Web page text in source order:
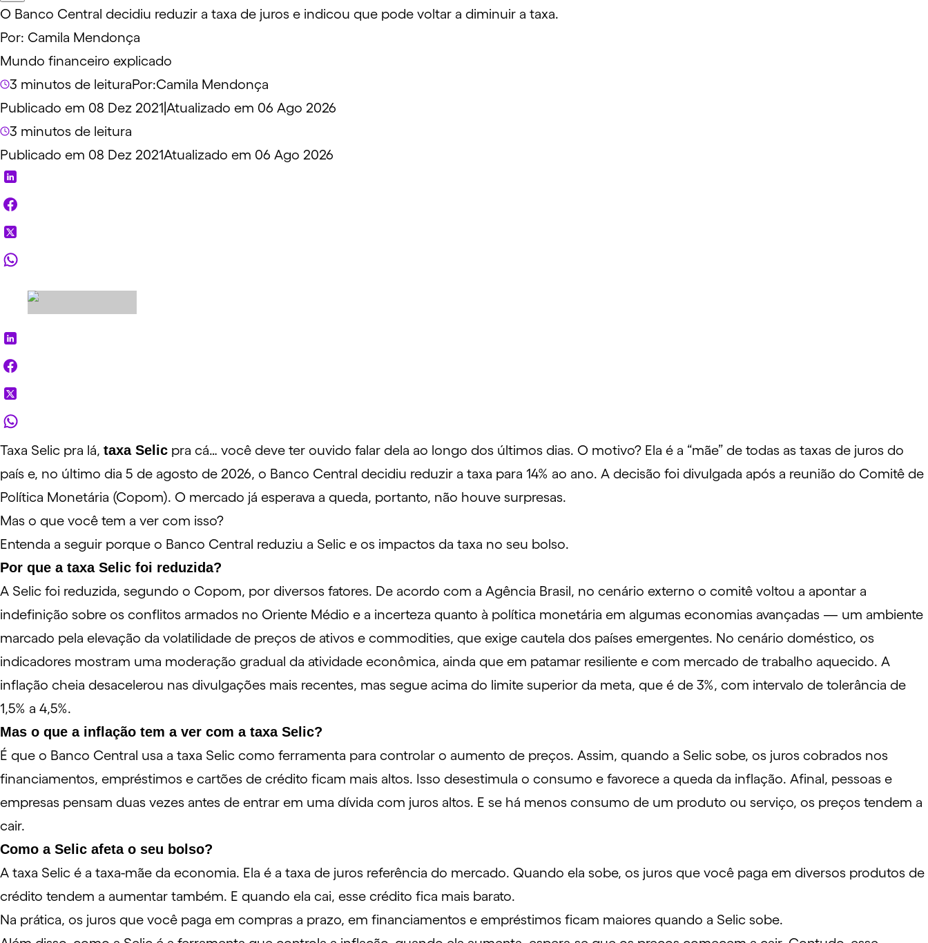
O Banco Central decidiu reduzir a taxa de juros e indicou que pode voltar a diminuir a taxa.
Por: Camila Mendonça
Mundo financeiro explicado
3 minutos de leituraPor:Camila Mendonça
Publicado em 08 Dez 2021 Atualizado em 06 Ago 2026
3 minutos de leitura
Publicado em 08 Dez 2021Atualizado em 06 Ago 2026
Taxa Selic pra lá, taxa Selic pra cá… você deve ter ouvido falar dela ao longo dos últimos dias. O motivo? Ela é a “mãe” de todas as taxas de juros do
país e, no último dia 5 de agosto de 2026, o Banco Central decidiu reduzir a taxa para 14% ao ano. A decisão foi divulgada após a reunião do Comitê de
Política Monetária (Copom). O mercado já esperava a queda, portanto, não houve surpresas.
Mas o que você tem a ver com isso?
Entenda a seguir porque o Banco Central reduziu a Selic e os impactos da taxa no seu bolso.
Por que a taxa Selic foi reduzida?
A Selic foi reduzida, segundo o Copom, por diversos fatores. De acordo com a Agência Brasil, no cenário externo o comitê voltou a apontar a
indefinição sobre os conflitos armados no Oriente Médio e a incerteza quanto à política monetária em algumas economias avançadas — um ambiente
marcado pela elevação da volatilidade de preços de ativos e commodities, que exige cautela dos países emergentes. No cenário doméstico, os
indicadores mostram uma moderação gradual da atividade econômica, ainda que em patamar resiliente e com mercado de trabalho aquecido. A
inflação cheia desacelerou nas divulgações mais recentes, mas segue acima do limite superior da meta, que é de 3%, com intervalo de tolerância de
1,5% a 4,5%.
Mas o que a inflação tem a ver com a taxa Selic?
É que o Banco Central usa a taxa Selic como ferramenta para controlar o aumento de preços. Assim, quando a Selic sobe, os juros cobrados nos
financiamentos, empréstimos e cartões de crédito ficam mais altos. Isso desestimula o consumo e favorece a queda da inflação. Afinal, pessoas e
empresas pensam duas vezes antes de entrar em uma dívida com juros altos. E se há menos consumo de um produto ou serviço, os preços tendem a
cair.
Como a Selic afeta o seu bolso?
A taxa Selic é a taxa-mãe da economia. Ela é a taxa de juros referência do mercado. Quando ela sobe, os juros que você paga em diversos produtos de
crédito tendem a aumentar também. E quando ela cai, esse crédito fica mais barato.
Na prática, os juros que você paga em compras a prazo, em financiamentos e empréstimos ficam maiores quando a Selic sobe.